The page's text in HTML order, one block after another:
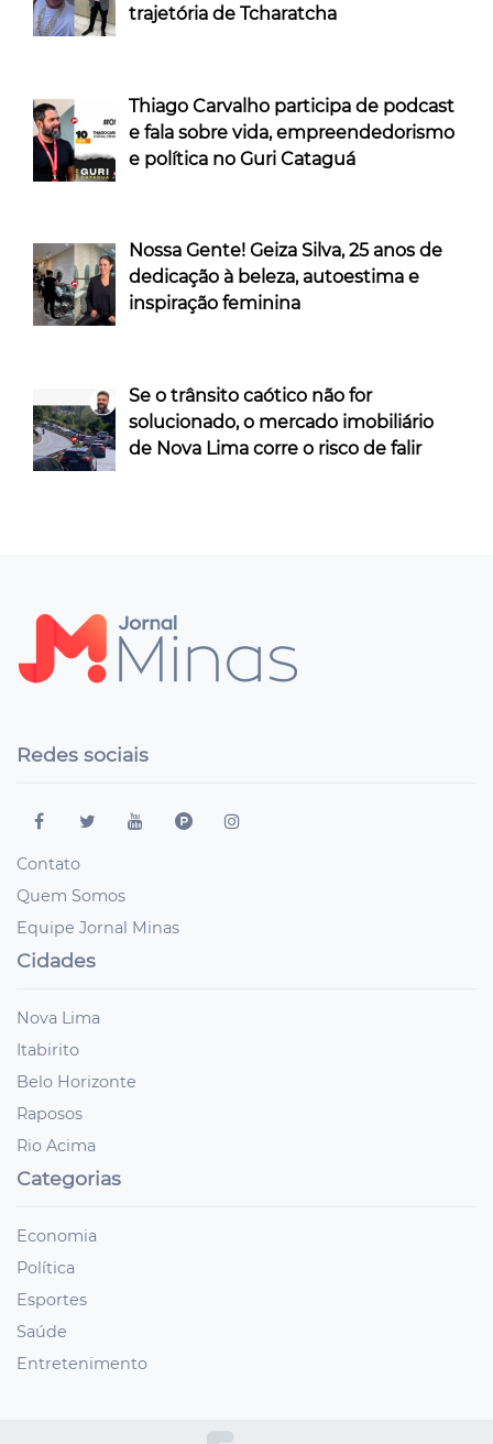
trajetória de Tcharatcha
Thiago Carvalho participa de podcast
e fala sobre vida, empreendedorismo
e política no Guri Cataguá
Nossa Gente! Geiza Silva, 25 anos de
dedicação à beleza, autoestima e
inspiração feminina
Se o trânsito caótico não for
solucionado, o mercado imobiliário
de Nova Lima corre o risco de falir
Redes sociais
Contato
Quem Somos
Equipe Jornal Minas
Cidades
Nova Lima
Itabirito
Belo Horizonte
Raposos
Rio Acima
Categorias
Economia
Política
Esportes
Saúde
Entretenimento